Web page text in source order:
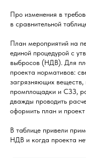
Про изменения в
в сравнительной
План мероприятий на
единой процедурой с
выбросов (НДВ). Для
проекта нормативов:
загрязняющих веществ,
промплощадки и СЗЗ,
дважды проводить
оформить план и
В таблице привели
НДВ и когда проекта